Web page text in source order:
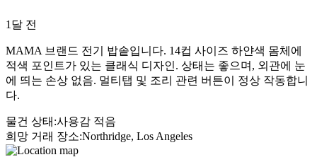
1달 전
MAMA 브랜드 전기 밥솥입니다. 14컵 사이즈 하얀색 몸체에
적색 포인트가 있는 클래식 디자인. 상태는 좋으며, 외관에 눈
에 띄는 손상 없음. 멀티탭 및 조리 관련 버튼이 정상 작동합니
다.
물건 상태 :사용감 적음
희망 거래 장소:Northridge, Los Angeles